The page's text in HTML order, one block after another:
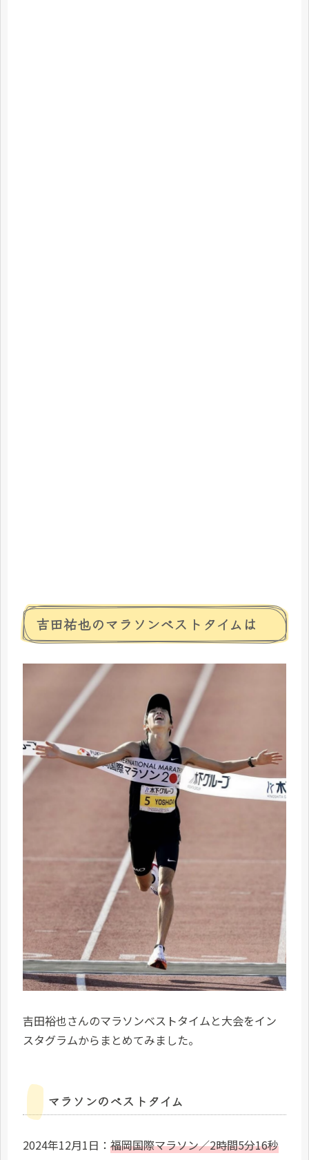
吉田祐也のマラソンベストタイムは
吉田裕也さんのマラソンベストタイムと大会をイン
スタグラムからまとめてみました。
マラソンのベストタイム
2024年12月1日： 福岡国際マラソン／2時間5分16秒